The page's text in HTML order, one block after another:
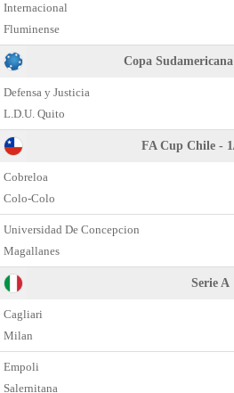
Internacional
Fluminense
Copa
Defensa y Justicia
L.D.U. Quito
FA Cup Chile -
Cobreloa
Colo-Colo
Universidad De Concepcion
Magallanes
Serie A
Cagliari
Milan
Empoli
Salernitana